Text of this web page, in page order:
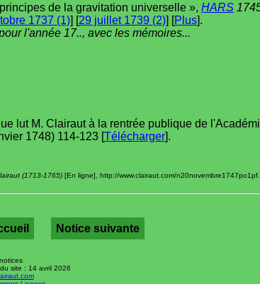
de la gravitation universelle », HARS
1737 (1)] [29 juillet 1739 (2)] [Plus].
l'année 17.., avec les mémoires...
lut M. Clairaut à la rentrée publique de
1748) 114-123 [Télécharger].
(1713-1765) [En ligne], http://www.clairaut.com/
Notice suivante
site : 14 avril 2026